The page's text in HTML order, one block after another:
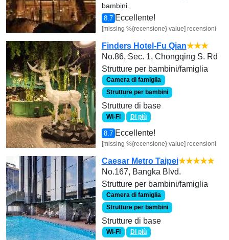
bambini.
8.7 Eccellente!
[missing %{recensione} value] recensioni
Finders Hotel-Fu Qian★★★
No.86, Sec. 1, Chongqing S. Rd
Strutture per bambini/famiglia
Camera di famiglia
Strutture per bambini
Strutture di base
Wi-Fi Di più
8.7 Eccellente!
[missing %{recensione} value] recensioni
Caesar Metro Taipei★★★★★
No.167, Bangka Blvd.
Strutture per bambini/famiglia
Camera di famiglia
Strutture per bambini
Strutture di base
Wi-Fi Di più